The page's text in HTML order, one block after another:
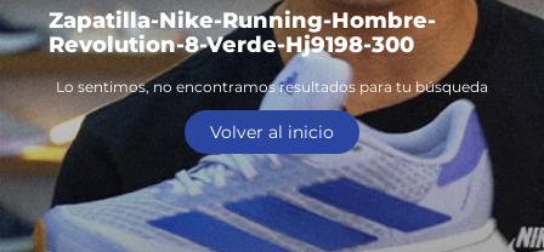
Zapatilla-Nike-Running-Hombre-
Revolution-8-Verde-Hj9198-300
Lo sentimos, no encontramos resultados para tu búsqueda
Volver al inicio